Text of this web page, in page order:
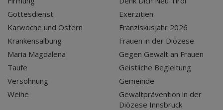
Gottesdienst
Karwoche und Ostern
Krankensalbung
Maria Magdalena
Taufe
Versöhnung
Weihe
Exerzitien
Franziskusjahr 2026
Frauen in der Diözese
Gegen Gewalt an Frauen
Geistliche Begleitung
Gemeinde
Gewaltprävention in der
Diözese Innsbruck